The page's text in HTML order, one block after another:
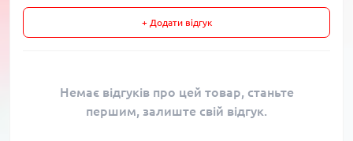
+ Додати відгук
Немає відгуків про цей товар, станьте
першим, залиште свій відгук.